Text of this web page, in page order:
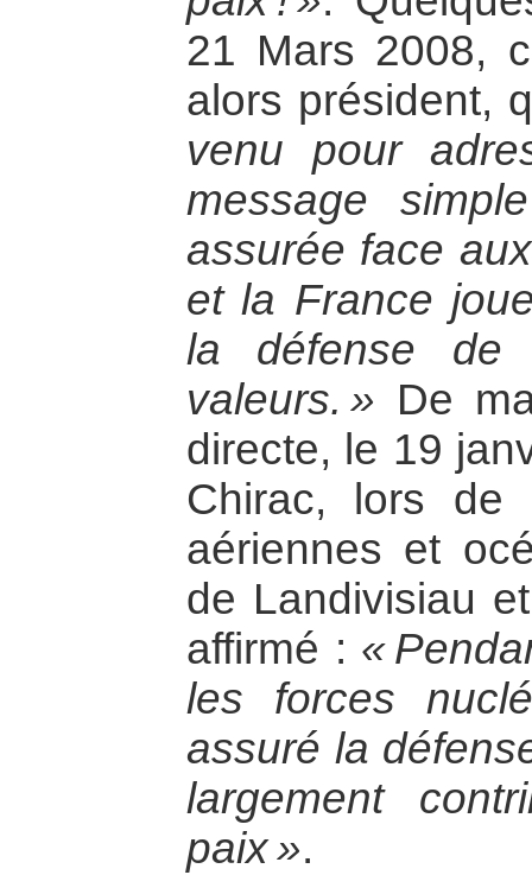
21 Mars 2008,
alors président,
venu pour
message
assurée face
et la France
la défense
valeurs. » De
directe, le 19
Chirac, lors de
aériennes et
de Landivisiau
affirmé : «
les forces
assuré la
largement
paix ».